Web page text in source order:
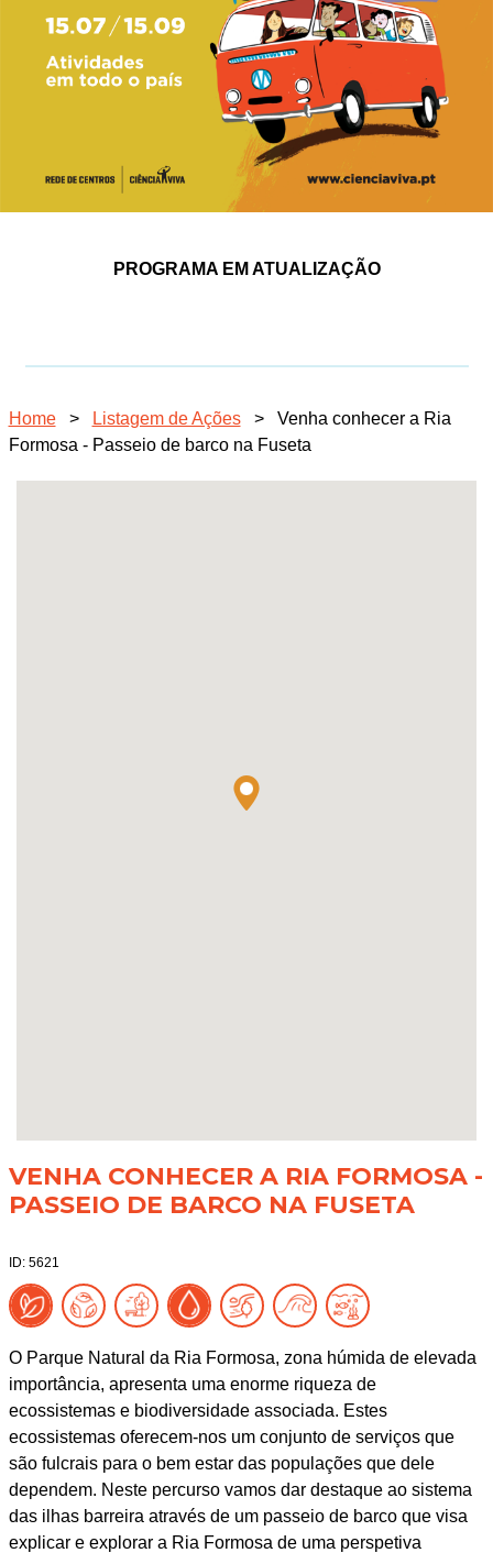
PROGRAMA EM ATUALIZAÇÃO
Home > Listagem de Ações >
Venha conhecer a Ria
Formosa - Passeio de barco na Fuseta
VENHA CONHECER A RIA FORMOSA -
PASSEIO DE BARCO NA FUSETA
ID: 5621
O Parque Natural da Ria Formosa, zona húmida de elevada
importância, apresenta uma enorme riqueza de
ecossistemas e biodiversidade associada. Estes
ecossistemas oferecem-nos um conjunto de serviços que
são fulcrais para o bem estar das populações que dele
dependem. Neste percurso vamos dar destaque ao sistema
das ilhas barreira através de um passeio de barco que visa
explicar e explorar a Ria Formosa de uma perspetiva